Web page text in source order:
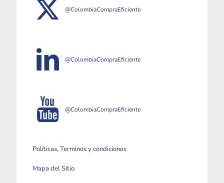
@ColombiaCompraEficiente
@ColombiaCompraEficiente
@ColombiaCompraEficiente
Políticas, Terminos y condiciones
Mapa del Sitio